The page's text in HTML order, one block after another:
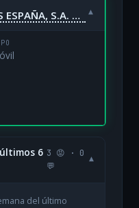
TELEFÓNICA MÓVILES ESPAÑA, S.A. UNIPERSONAL ▾
6 3 😡 · 0
💬
▾
del último